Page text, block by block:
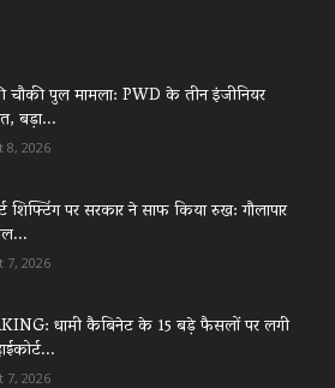
चौकी पुल मामला: PWD के तीन इंजीनियर
बड़ा...
8, 2026
शिफ्टिंग पर सरकार ने साफ किया रुख: गौलापार
7, 2026
धामी कैबिनेट के 15 बड़े फैसलों पर लगी
7, 2026